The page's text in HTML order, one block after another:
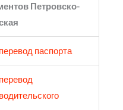
Петровско-
перевод паспорта
перевод
водительского